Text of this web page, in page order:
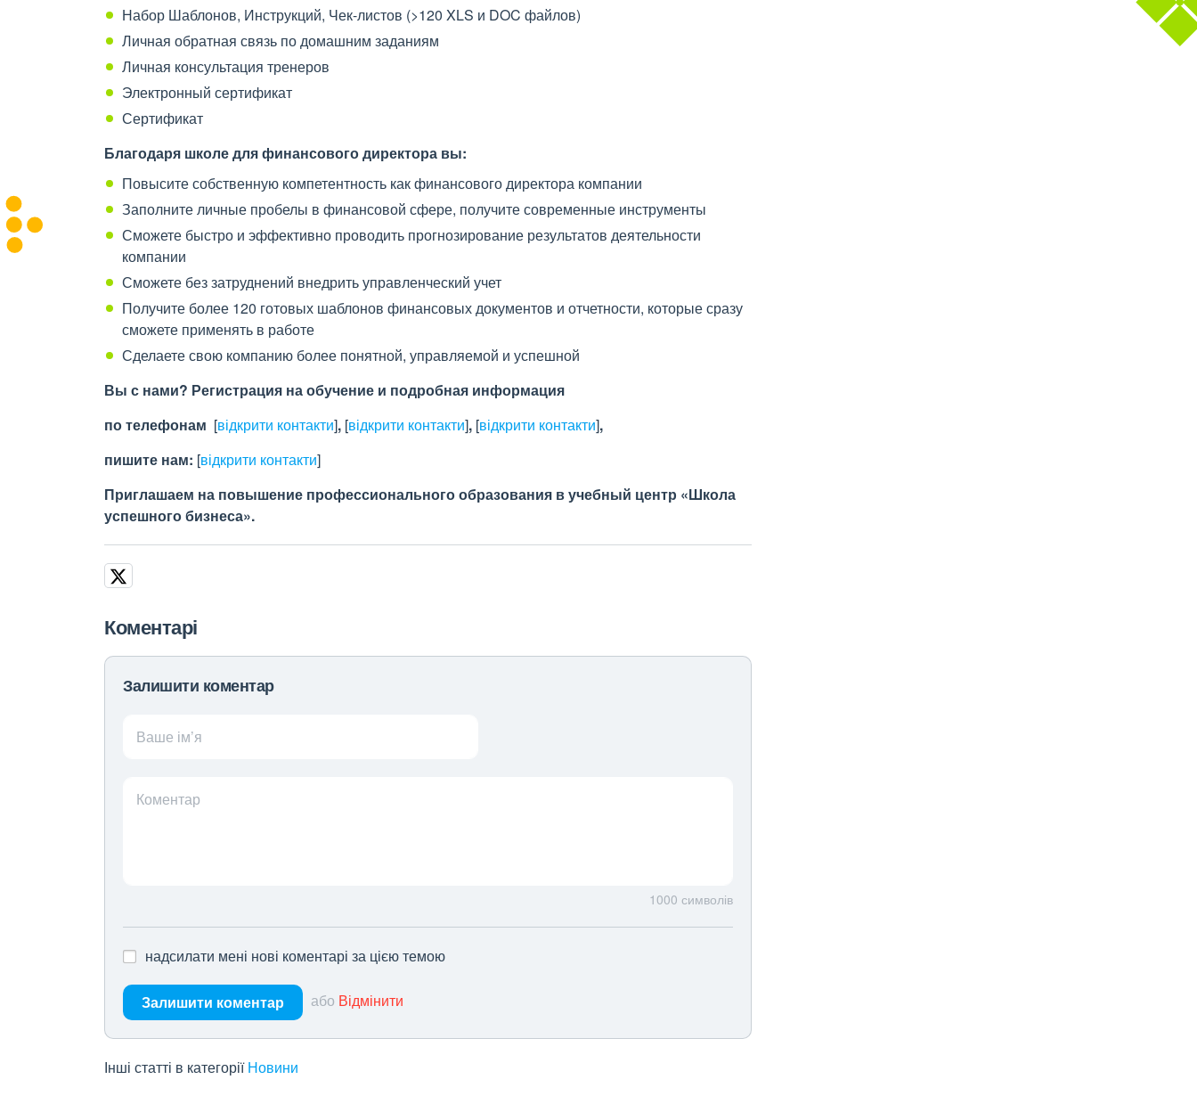
Набор Шаблонов, Инструкций, Чек-листов (>120 XLS и DOC файлов)
Личная обратная связь по домашним заданиям
Личная консультация тренеров
Электронный сертификат
Сертификат
Благодаря школе для финансового директора вы:
Повысите собственную компетентность как финансового директора компании
Заполните личные пробелы в финансовой сфере, получите современные инструменты
Сможете быстро и эффективно проводить прогнозирование результатов деятельности
компании
Сможете без затруднений внедрить управленческий учет
Получите более 120 готовых шаблонов финансовых документов и отчетности, которые сразу
сможете применять в работе
Сделаете свою компанию более понятной, управляемой и успешной
Вы с нами? Регистрация на обучение и подробная информация
по телефонам [відкрити контакти], [відкрити контакти], [відкрити контакти],
пишите нам: [відкрити контакти]
Приглашаем на повышение профессионального образования в учебный центр «Школа
успешного бизнеса».
Коментарі
Залишити коментар
Ваше ім’я
Коментар
1000 символів
надсилати мені нові коментарі за цією темою
Залишити коментар або Відмінити
Інші статті в категорії Новини